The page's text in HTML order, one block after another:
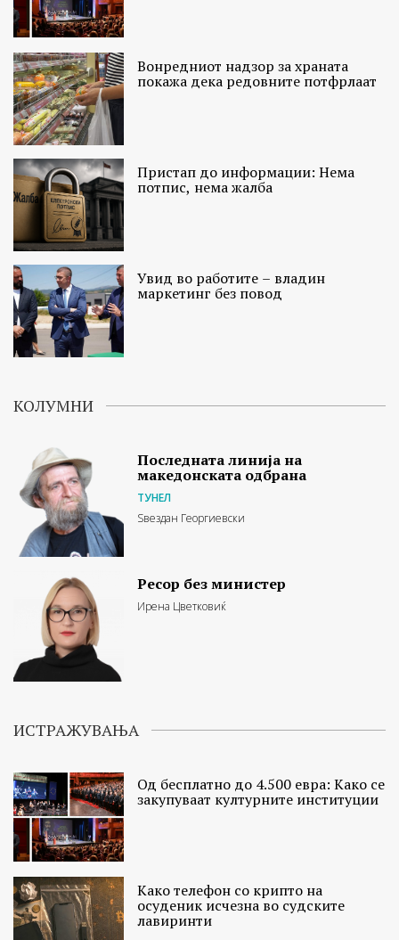
Вонредниот надзор за храната
покажа дека редовните потфрлаат
Пристап до информации: Нема
потпис, нема жалба
Увид во работите – владин
маркетинг без повод
КОЛУМНИ
Последната линија на
македонската одбрана
ТУНЕЛ
Ѕвездан Георгиевски
Ресор без министер
Ирена Цветковиќ
ИСТРАЖУВАЊА
Од бесплатно до 4.500 евра: Како се
закупуваат културните институции
Како телефон со крипто на
осуденик исчезна во судските
лавиринти